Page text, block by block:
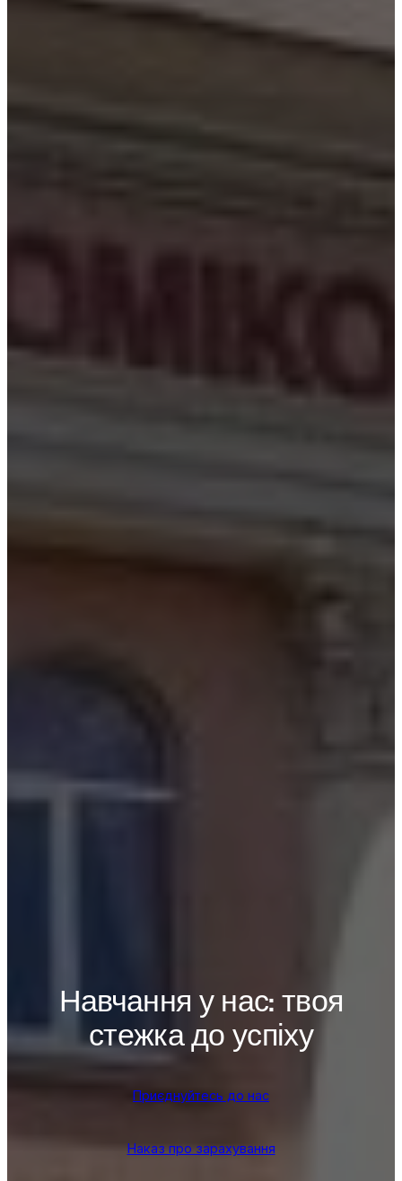
Навчання у нас: твоя
стежка до успіху
Приєднуйтесь до нас
Наказ про зарахування